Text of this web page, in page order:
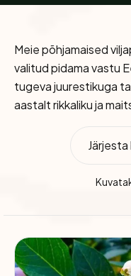
Meie põhjamaised
valitud pidama vastu
tugeva juurestikuga
aastalt rikkaliku ja